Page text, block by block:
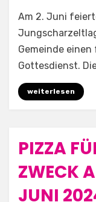
by Aufwind e.V.
Am 2. Juni
Gemeinde
Gottesdienst.
weiterlesen
Posted
on
3. Juni 2024
Allgemein
PIZZA
ZWECK
JUNI